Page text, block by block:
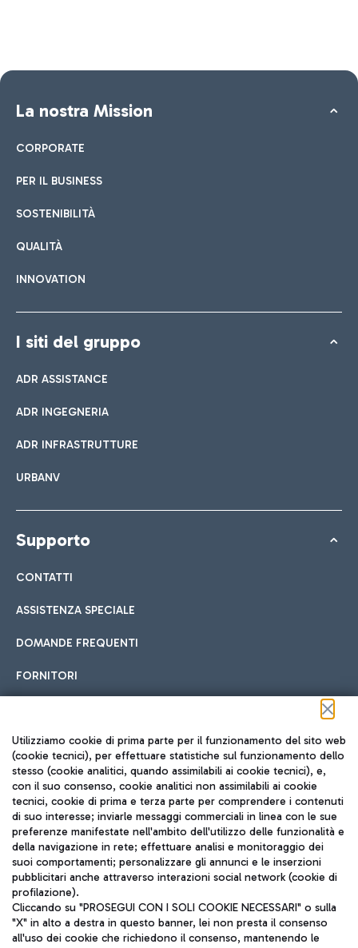
La nostra Mission
CORPORATE
PER IL BUSINESS
SOSTENIBILITÀ
QUALITÀ
INNOVATION
I siti del gruppo
ADR ASSISTANCE
ADR INGEGNERIA
ADR INFRASTRUTTURE
URBANV
Supporto
CONTATTI
ASSISTENZA SPECIALE
DOMANDE FREQUENTI
FORNITORI
Seguici sui social
TRAVEL JOURNAL
ITA
Utilizziamo cookie di prima parte per il funzionamento del sito web
(cookie tecnici), per effettuare statistiche sul funzionamento dello
stesso (cookie analitici, quando assimilabili ai cookie tecnici), e,
con il suo consenso, cookie analitici non assimilabili ai cookie
tecnici, cookie di prima e terza parte per comprendere i contenuti
di suo interesse; inviarle messaggi commerciali in linea con le sue
preferenze manifestate nell'ambito dell'utilizzo delle funzionalità e
della navigazione in rete; effettuare analisi e monitoraggio dei
suoi comportamenti; personalizzare gli annunci e le inserzioni
pubblicitari anche attraverso interazioni social network (cookie di
profilazione).
Cliccando su "PROSEGUI CON I SOLI COOKIE NECESSARI" o sulla
"X" in alto a destra in questo banner, lei non presta il consenso
all'uso dei cookie che richiedono il consenso, mantenendo le